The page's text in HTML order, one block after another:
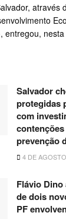
através
entregou,
Salvador
protegidas
com
prevenção
4 DE
Flávio
de dois
PF